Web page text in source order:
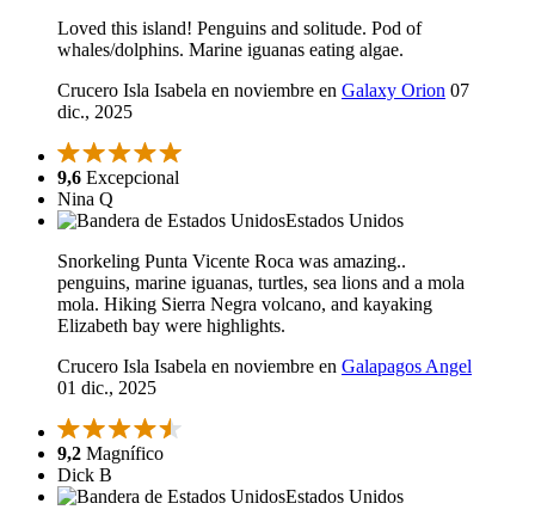
Loved this island! Penguins and solitude. Pod of
whales/dolphins. Marine iguanas eating algae.
Crucero Isla Isabela en noviembre en Galaxy Orion 07
dic., 2025
9,6 Excepcional
Nina Q
Estados Unidos
Snorkeling Punta Vicente Roca was amazing..
penguins, marine iguanas, turtles, sea lions and a mola
mola. Hiking Sierra Negra volcano, and kayaking
Elizabeth bay were highlights.
Crucero Isla Isabela en noviembre en Galapagos Angel
01 dic., 2025
9,2 Magnífico
Dick B
Estados Unidos